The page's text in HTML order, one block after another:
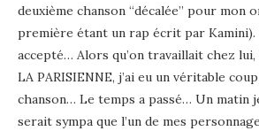
deuxième chanson “décalée” pour mon
première étant un rap écrit par
accepté… Alors qu’on travaillait chez
LA PARISIENNE, j’ai eu un véritable
chanson… Le temps a passé… Un matin
serait sympa que l’un de mes